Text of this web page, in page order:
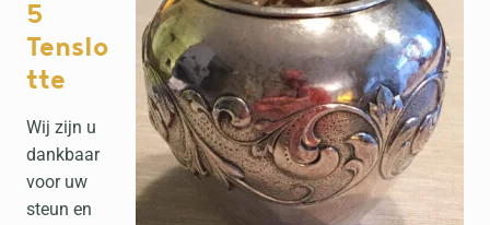
5
Tenslo
tte
Wij zijn u
dankbaar
voor uw
steun en